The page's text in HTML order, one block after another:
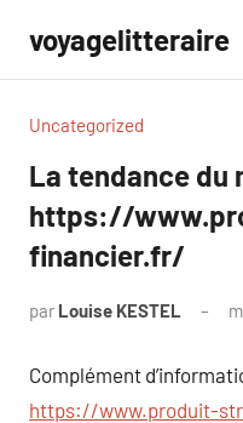
contenu
voyagelitteraire
Uncategorized
La tendance du
https://
financier.fr/
par Louise KESTEL
Complément
https://www.produit-